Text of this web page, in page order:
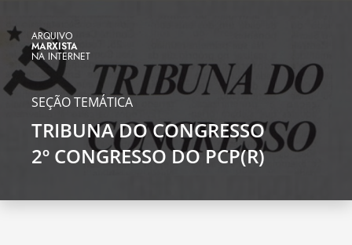
ARQUIVO
MARXISTA
NA INTERNET
SEÇÃO TEMÁTICA
TRIBUNA DO CONGRESSO
2º CONGRESSO DO PCP(R)